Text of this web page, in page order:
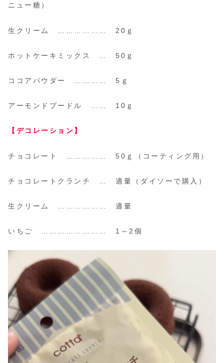
ニュー糖）
生クリーム ……………… 20ｇ
ホットケーキミックス … 50ｇ
ココアパウダー ………… 5ｇ
アーモンドプードル …… 10ｇ
【 デコレーション 】
チョコレート …………… 50ｇ （コーティング用）
チョコレートクランチ … 適量 （ダイソーで購入）
生クリーム ……………… 適量
いちご …………………… 1～2個